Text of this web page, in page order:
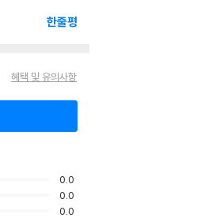
한줄평
혜택 및 유의사항
0.0
0.0
0.0